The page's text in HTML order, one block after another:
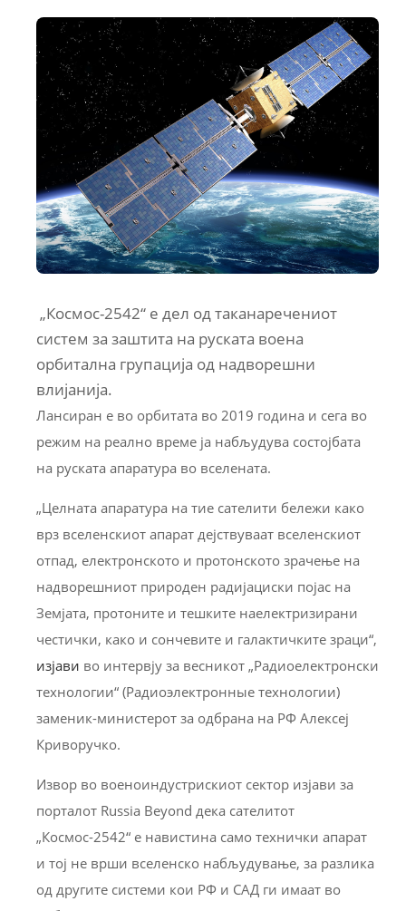
„Космос-2542“ е дел од таканаречениот
систем за заштита на руската воена
орбитална групација од надворешни
влијанија.
Лансиран е во орбитата во 2019 година и сега во
режим на реално време ја набљудува состојбата
на руската апаратура во вселената.
„Целната апаратура на тие сателити бележи како
врз вселенскиот апарат дејствуваат вселенскиот
отпад, електронското и протонското зрачење на
надворешниот природен радијациски појас на
Земјата, протоните и тешките наелектризирани
честички, како и сончевите и галактичките зраци“,
изјави во интервју за весникот „Радиоелектронски
технологии“ (Радиоэлектронные технологии)
заменик-министерот за одбрана на РФ Алексеј
Криворучко.
Извор во военоиндустрискиот сектор изјави за
порталот Russia Beyond дека сателитот
„Космос-2542“ е навистина само технички апарат
и тој не врши вселенско набљудување, за разлика
од другите системи кои РФ и САД ги имаат во